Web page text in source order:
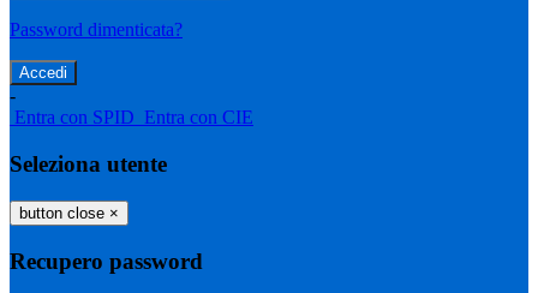
Password dimenticata?
-
Entra con SPID Entra con CIE
Seleziona utente
button close ×
Recupero password